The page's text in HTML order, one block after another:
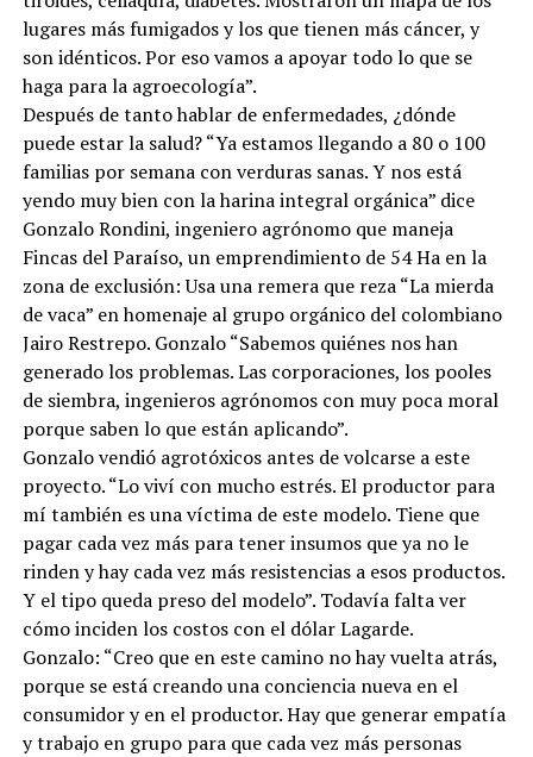
lugares más fumigados y los que tienen más cáncer, y
son idénticos. Por eso vamos a apoyar todo lo que se
haga para la agroecología”.
Después de tanto hablar de enfermedades, ¿dónde
puede estar la salud? “Ya estamos llegando a 80 o 100
familias por semana con verduras sanas. Y nos está
yendo muy bien con la harina integral orgánica” dice
Gonzalo Rondini, ingeniero agrónomo que maneja
Fincas del Paraíso, un emprendimiento de 54 Ha en la
zona de exclusión: Usa una remera que reza “La mierda
de vaca” en homenaje al grupo orgánico del colombiano
Jairo Restrepo. Gonzalo “Sabemos quiénes nos han
generado los problemas. Las corporaciones, los pooles
de siembra, ingenieros agrónomos con muy poca moral
porque saben lo que están aplicando”.
Gonzalo vendió agrotóxicos antes de volcarse a este
proyecto. “Lo viví con mucho estrés. El productor para
mí también es una víctima de este modelo. Tiene que
pagar cada vez más para tener insumos que ya no le
rinden y hay cada vez más resistencias a esos productos.
Y el tipo queda preso del modelo”. Todavía falta ver
cómo inciden los costos con el dólar Lagarde.
Gonzalo: “Creo que en este camino no hay vuelta atrás,
porque se está creando una conciencia nueva en el
consumidor y en el productor. Hay que generar empatía
y trabajo en grupo para que cada vez más personas